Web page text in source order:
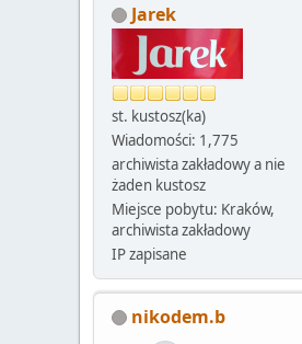
Jarek
st. kustosz(ka)
Wiadomości: 1,775
archiwista zakładowy a nie
żaden kustosz
Miejsce pobytu: Kraków,
archiwista zakładowy
IP zapisane
nikodem.b